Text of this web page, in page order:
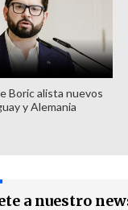
Boric alista nuevos
y Alemania
a nuestro